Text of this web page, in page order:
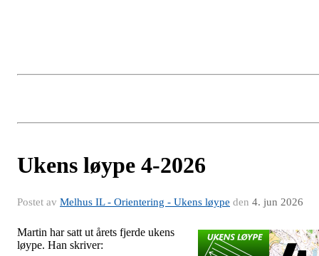
Ukens løype 4-2026
Postet av Melhus IL - Orientering - Ukens løype den 4. jun 2026
Martin har satt ut årets fjerde ukens
løype. Han skriver: